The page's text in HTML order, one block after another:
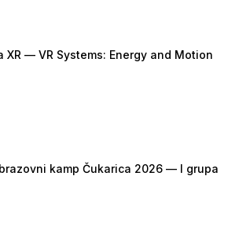
XR — VR Systems: Energy and Motion
kamp Čukarica 2026 — I grupa